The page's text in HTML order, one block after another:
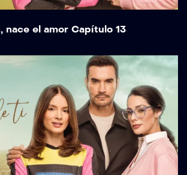
nace el amor Capítulo 13